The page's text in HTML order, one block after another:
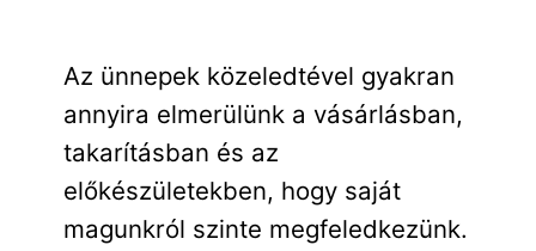
Az ünnepek közeledtével gyakran
annyira elmerülünk a vásárlásban,
takarításban és az
előkészületekben, hogy saját
magunkról szinte megfeledkezünk.